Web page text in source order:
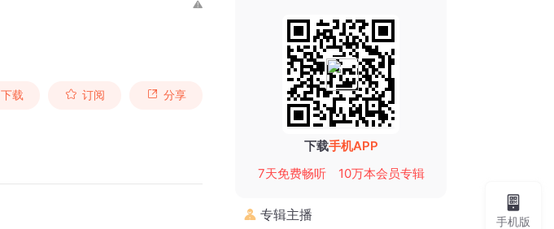
下载 订阅 分享
下载手机APP
7天免费畅听
10万本会员专辑
专辑主播 手机版